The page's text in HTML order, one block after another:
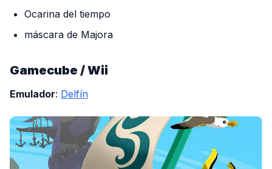
Ocarina del tiempo
máscara de Majora
Gamecube / Wii
Emulador: Delfín